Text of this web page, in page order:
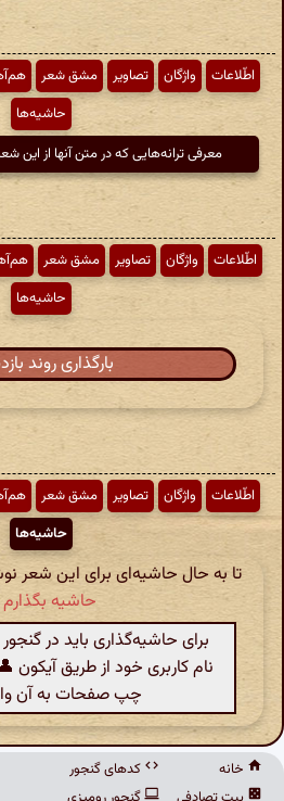
اطّلاعات واژگان تصاویر مشق شعر
حاشیه‌ها
معرفی ترانه‌هایی که در متن آنها از این
اطّلاعات واژگان تصاویر مشق شعر
حاشیه‌ها
بارگذاری روند
اطّلاعات واژگان تصاویر مشق شعر
حاشیه‌ها
تا به حال حاشیه‌ای برای این شعر
حاشیه
برای حاشیه‌گذاری باید در گنجور
نام کاربری خود از طریق
چپ صفحات به آن
خانه
کدهای گنجور